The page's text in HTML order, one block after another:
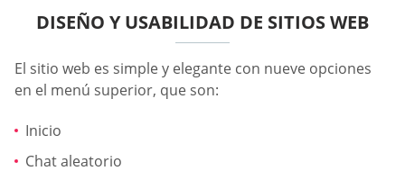
DISEÑO Y USABILIDAD DE SITIOS WEB
El sitio web es simple y elegante con nueve opciones
en el menú superior, que son:
Inicio
Chat aleatorio